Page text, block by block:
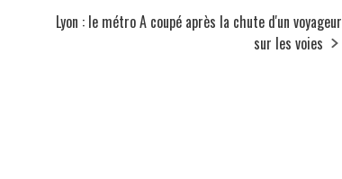
Lyon : le métro A coupé après la chute d'un voyageur
sur les voies